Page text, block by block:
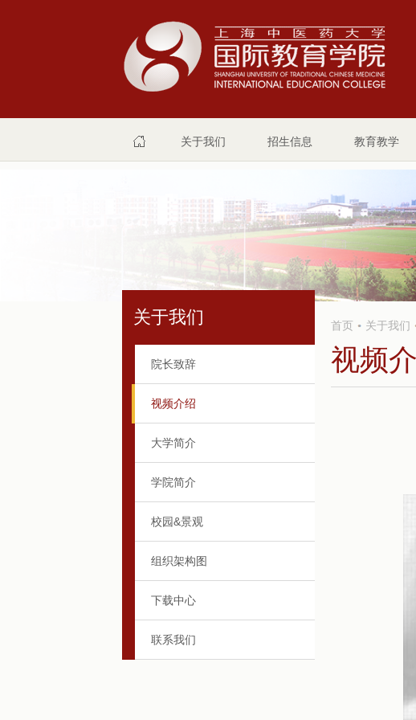
关于我们 招生信息 教育教学
关于我们
院长致辞
视频介绍
大学简介
学院简介
校园&景观
组织架构图
下载中心
联系我们
首页 关于我们
视频